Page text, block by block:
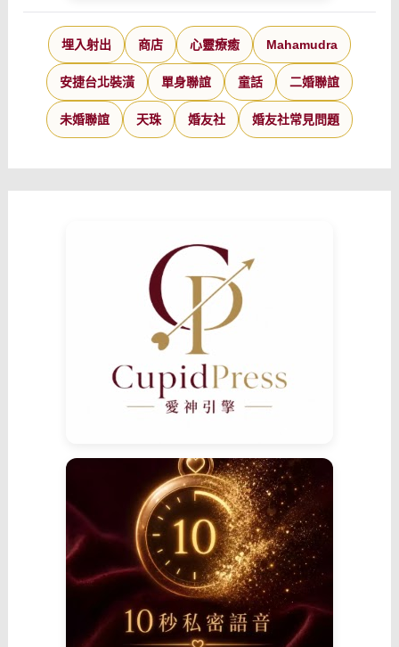
埋入射出 商店 心靈療癒 Mahamudra
安捷台北裝潢 單身聯誼 童話 二婚聯誼
未婚聯誼 天珠 婚友社 婚友社常見問題